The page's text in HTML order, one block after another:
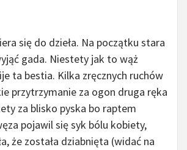
się do dzieła. Na początku stara
gada. Niestety jak to wąż
ta bestia. Kilka zręcznych ruchów
przytrzymanie za ogon druga ręka
za blisko pyska bo raptem
pojawil się syk bólu kobiety,
że została dziabnięta (widać na